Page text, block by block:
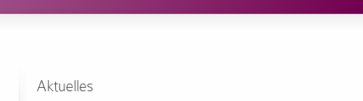
Aktuelles